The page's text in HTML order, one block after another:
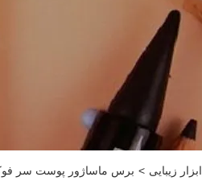
ابزار زیبایی > برس ماساژور پوست سر